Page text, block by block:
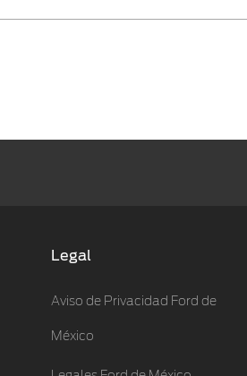
Legal
Aviso de Privacidad Ford de
México